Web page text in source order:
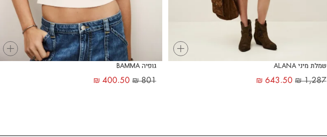
+
שמלת מיני ALANA
₪1,287
₪ 643.50
+
גופיה BAMMA
₪801
₪ 400.50